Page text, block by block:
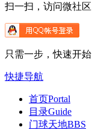
扫一扫，访问微社区
只需一步，快速开始
快捷导航
首页Portal
目录Guide
门球天地BBS